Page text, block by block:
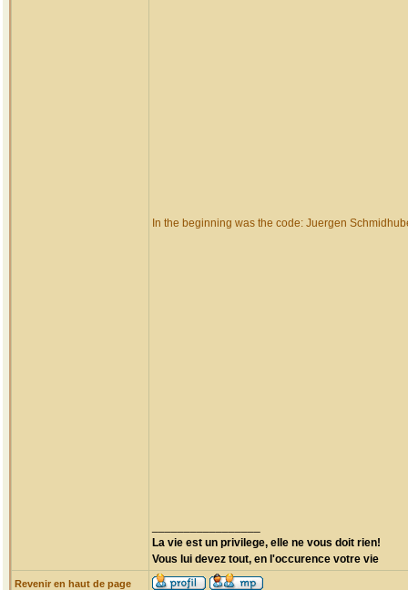
In the beginning was the code: Juergen
La vie est un privilege, elle ne vous doit rien!
Vous lui devez tout, en l'occurence votre vie
Revenir en haut de page